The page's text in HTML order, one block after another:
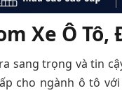
Xe Ô
sang trọng và tin
cho ngành ô tô